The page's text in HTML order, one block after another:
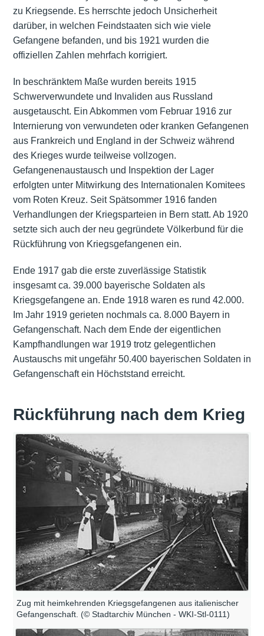
zu Kriegsende. Es herrschte jedoch Unsicherheit
darüber, in welchen Feindstaaten sich wie viele
Gefangene befanden, und bis 1921 wurden die
offiziellen Zahlen mehrfach korrigiert.
In beschränktem Maße wurden bereits 1915
Schwerverwundete und Invaliden aus Russland
ausgetauscht. Ein Abkommen vom Februar 1916 zur
Internierung von verwundeten oder kranken Gefangenen
aus Frankreich und England in der Schweiz während
des Krieges wurde teilweise vollzogen.
Gefangenenaustausch und Inspektion der Lager
erfolgten unter Mitwirkung des Internationalen Komitees
vom Roten Kreuz. Seit Spätsommer 1916 fanden
Verhandlungen der Kriegsparteien in Bern statt. Ab 1920
setzte sich auch der neu gegründete Völkerbund für die
Rückführung von Kriegsgefangenen ein.
Ende 1917 gab die erste zuverlässige Statistik
insgesamt ca. 39.000 bayerische Soldaten als
Kriegsgefangene an. Ende 1918 waren es rund 42.000.
Im Jahr 1919 gerieten nochmals ca. 8.000 Bayern in
Gefangenschaft. Nach dem Ende der eigentlichen
Kampfhandlungen war 1919 trotz gelegentlichen
Austauschs mit ungefähr 50.400 bayerischen Soldaten in
Gefangenschaft ein Höchststand erreicht.
Rückführung nach dem Krieg
Zug mit heimkehrenden Kriegsgefangenen aus italienischer
Gefangenschaft. (© Stadtarchiv München - WKI-Stl-0111)